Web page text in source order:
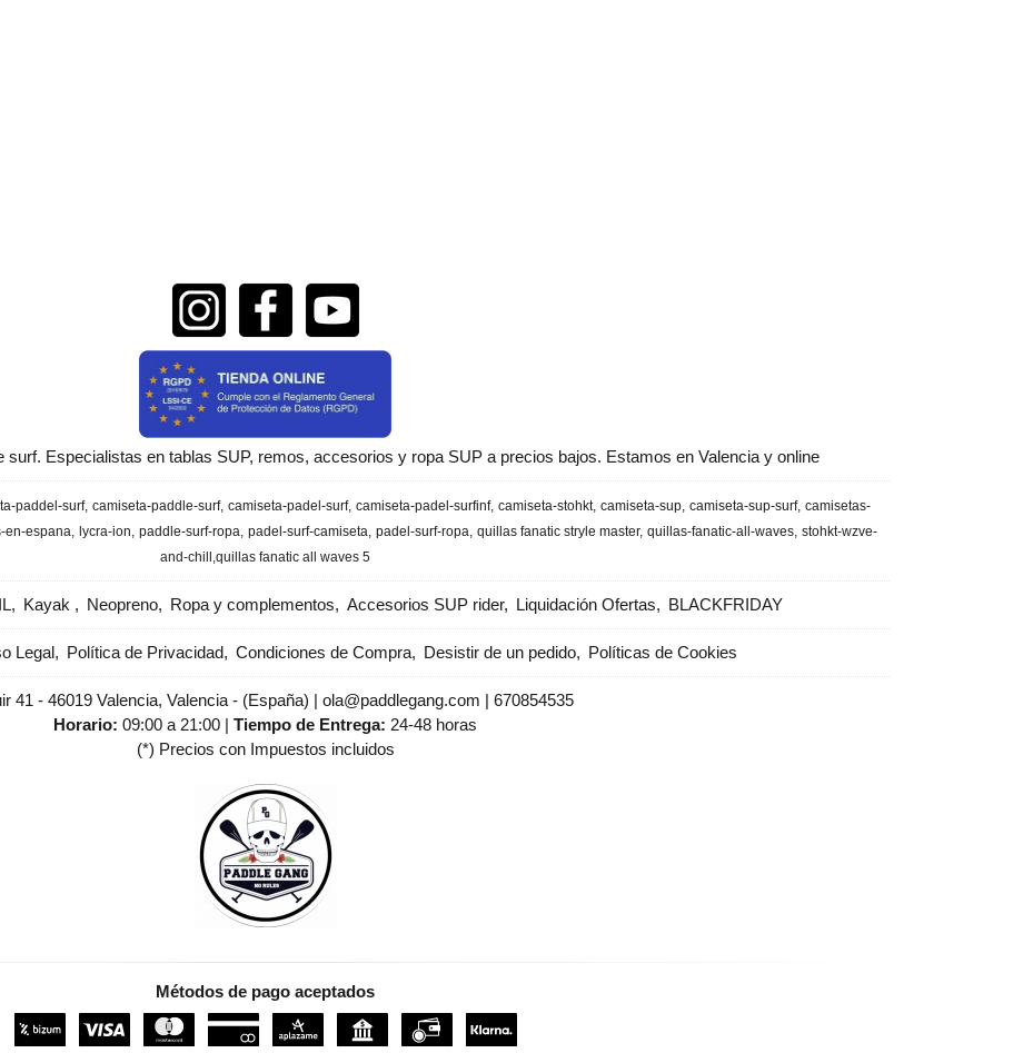
surf. Especialistas en tablas SUP, remos, accesorios y ropa SUP a precios bajos. Estamos en Valencia y online
paddel-surf camiseta-paddle-surf camiseta-padel-surf camiseta-padel-surfinf camiseta-stohkt camiseta-sup camiseta-sup-surf camisetas-
en-espana lycra-ion paddle-surf-ropa padel-surf-camiseta padel-surf-ropa quillas fanatic stryle master quillas-fanatic-all-waves stohkt-wzve-
and-chill
​quillas fanatic all waves 5
Kayak Neopreno Ropa y complementos Accesorios SUP rider Liquidación Ofertas BLACKFRIDAY
Legal Política de Privacidad Condiciones de Compra Desistir de un pedido Políticas de Cookies
41 - 46019 Valencia, Valencia - (España) | ola@paddlegang.com |670854535
Horario:09:00 a 21:00 |Tiempo de Entrega: 24-48 horas
(*) Precios con Impuestos incluidos
Métodos de pago aceptados